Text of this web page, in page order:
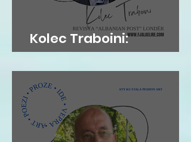
Kolec Traboini:
GJUHADOLI